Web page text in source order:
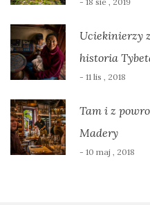
Uciekinierzy
historia
- 11 lis , 2018
Tam i z
Madery
- 10 maj , 2018